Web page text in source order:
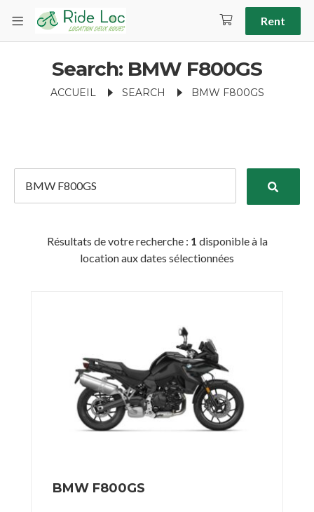
Rent
Search: BMW F800GS
ACCUEIL SEARCH BMW F800GS
Résultats de votre recherche : 1 disponible à la
location aux dates sélectionnées
BMW F800GS